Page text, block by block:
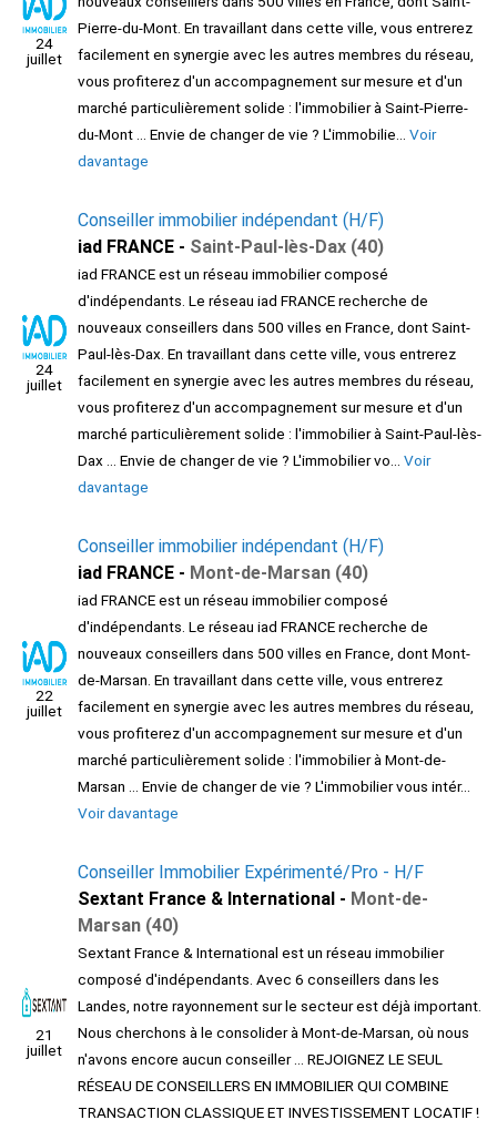
24
juillet
Pierre-du-Mont. En travaillant dans cette ville, vous entrerez
facilement en synergie avec les autres membres du réseau,
vous profiterez d'un accompagnement sur mesure et d'un
marché particulièrement solide : l'immobilier à Saint-Pierre-
du-Mont ... Envie de changer de vie ? L'immobilie... Voir
davantage
24
juillet
Conseiller immobilier indépendant (H/F)
iad FRANCE - Saint-Paul-lès-Dax (40)
iad FRANCE est un réseau immobilier composé
d'indépendants. Le réseau iad FRANCE recherche de
nouveaux conseillers dans 500 villes en France, dont Saint-
Paul-lès-Dax. En travaillant dans cette ville, vous entrerez
facilement en synergie avec les autres membres du réseau,
vous profiterez d'un accompagnement sur mesure et d'un
marché particulièrement solide : l'immobilier à Saint-Paul-lès-
Dax ... Envie de changer de vie ? L'immobilier vo... Voir
davantage
22
juillet
Conseiller immobilier indépendant (H/F)
iad FRANCE - Mont-de-Marsan (40)
iad FRANCE est un réseau immobilier composé
d'indépendants. Le réseau iad FRANCE recherche de
nouveaux conseillers dans 500 villes en France, dont Mont-
de-Marsan. En travaillant dans cette ville, vous entrerez
facilement en synergie avec les autres membres du réseau,
vous profiterez d'un accompagnement sur mesure et d'un
marché particulièrement solide : l'immobilier à Mont-de-
Marsan ... Envie de changer de vie ? L'immobilier vous intér...
Voir davantage
21
juillet
Conseiller Immobilier Expérimenté/Pro - H/F
Sextant France & International - Mont-de-
Marsan (40)
Sextant France & International est un réseau immobilier
composé d'indépendants. Avec 6 conseillers dans les
Landes, notre rayonnement sur le secteur est déjà important.
Nous cherchons à le consolider à Mont-de-Marsan, où nous
n'avons encore aucun conseiller ... REJOIGNEZ LE SEUL
RÉSEAU DE CONSEILLERS EN IMMOBILIER QUI COMBINE
TRANSACTION CLASSIQUE ET INVESTISSEMENT LOCATIF !